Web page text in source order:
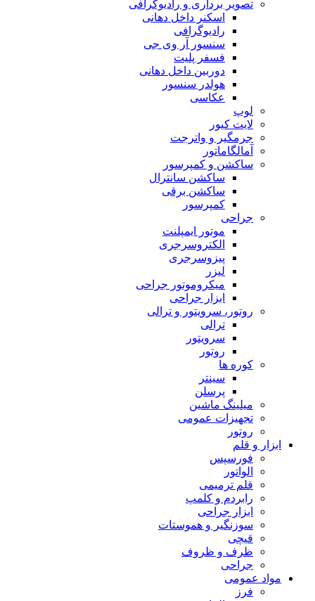
تصویر برداری و رادیوگرافی
اسکنر داخل دهانی
رادیوگرافی
سنسور آر وی جی
فسفر پلیت
دوربین داخل دهانی
هولدر سنسور
عکاسی
لوپ
لایت کیور
جرمگیر و واترجت
آمالگاماتور
ساکشن و کمپرسور
ساکشن سانترال
ساکشن برقی
کمپرسور
جراحی
موتور ایمپلنت
الکتروسرجری
پیزوسرجری
لیزر
میکروموتور جراحی
ابزار جراحی
روتور، سرویتور و ترالی
ترالی
سرویتور
روتور
کوره ها
سینتر
پرسلن
میلینگ ماشین
تجهیزات عمومی
روتور
ابزار و قلم
فورسپس
الواتور
قلم ترمیمی
رابردم و کلمپ
ابزار جراحی
سوزنگیر و هموستات
قیچی
ظرف و ظروف
جراحی
مواد عمومی
فرز